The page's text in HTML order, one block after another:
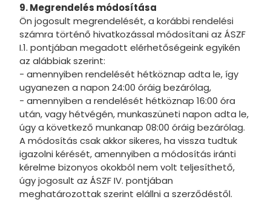
9. Megrendelés módosítása
Ön jogosult megrendelését, a korábbi rendelési
számra történő hivatkozással módosítani az ÁSZF
I.1. pontjában megadott elérhetőségeink egyikén
az alábbiak szerint:
- amennyiben rendelését hétköznap adta le, így
ugyanezen a napon 24:00 óráig bezárólag,
- amennyiben a rendelését hétköznap 16:00 óra
után, vagy hétvégén, munkaszüneti napon adta le,
úgy a következő munkanap 08:00 óráig bezárólag.
A módosítás csak akkor sikeres, ha vissza tudtuk
igazolni kérését, amennyiben a módosítás iránti
kérelme bizonyos okokból nem volt teljesíthető,
úgy jogosult az ÁSZF IV. pontjában
meghatározottak szerint elállni a szerződéstől.